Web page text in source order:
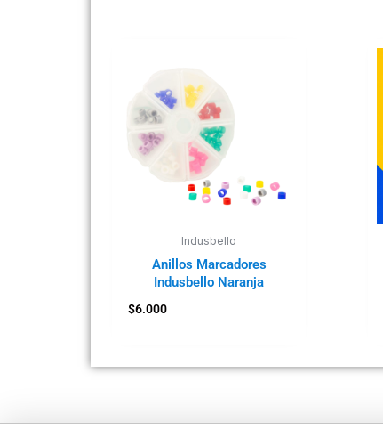
Indusbello
Anillos Marcadores
Indusbello Naranja
$6.000